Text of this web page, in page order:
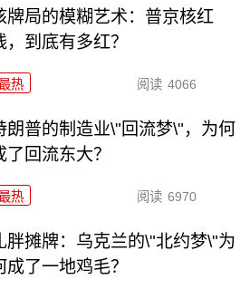
牌局的模糊艺术：普京核红
，到底有多红？
热 阅读 4066
朗普的制造业\"回流梦\"，为何
了回流东大？
热 阅读 6970
胖摊牌：乌克兰的\"北约梦\"为
成了一地鸡毛？